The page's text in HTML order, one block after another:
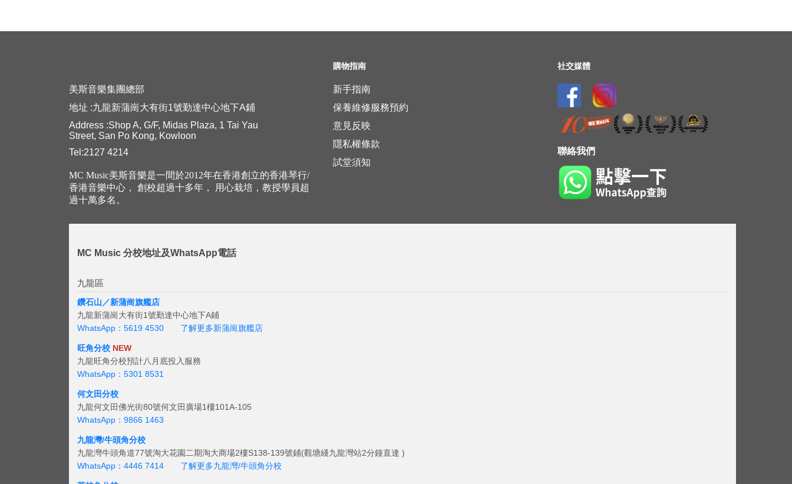
購物指南 社交媒體
美斯音樂集團總部
地址 :九龍新蒲崗大有街1號勤達中心地下A鋪
Address :Shop A, G/F, Midas Plaza, 1 Tai Yau
Street, San Po Kong, Kowloon
Tel:2127 4214
新手指南
保養維修服務預約
意見反映
隱私權條款
試堂須知
聯絡我們
MC Music美斯音樂是一間於2012年在香港創立的香港琴行/
香港音樂中心， 創校超過十多年， 用心栽培，教授學員超
過十萬多名。
MC Music 分校地址及WhatsApp電話
九龍區
鑽石山／新蒲崗旗艦店
九龍新蒲崗大有街1號勤達中心地下A鋪
WhatsApp：5619 4530
了解更多新蒲崗旗艦店
旺角分校 NEW
九龍旺角分校預計八月底投入服務
WhatsApp：5301 8531
何文田分校
九龍何文田佛光街80號何文田廣場1樓101A-105
WhatsApp：9866 1463
九龍灣/牛頭角分校
九龍灣牛頭角道77號淘大花園二期淘大商場2樓S138-139號鋪(觀塘綫九龍灣站2分鐘直達 )
WhatsApp：4446 7414
了解更多九龍灣/牛頭角分校